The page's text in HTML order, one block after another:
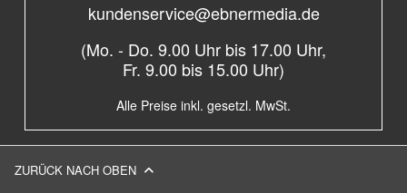
kundenservice@ebnermedia.de
(Mo. - Do. 9.00 Uhr bis 17.00 Uhr,
Fr. 9.00 bis 15.00 Uhr)
Alle Preise inkl. gesetzl. MwSt.
ZURÜCK NACH OBEN